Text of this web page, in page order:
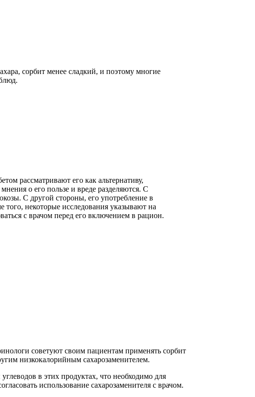
сорбит менее сладкий, и поэтому многие
рассматривают его как альтернативу,
о его пользе и вреде разделяются. С
С другой стороны, его употребление в
некоторые исследования указывают на
с врачом перед его включением в рацион.
советуют своим пациентам применять сорбит
низкокалорийным сахарозаменителем.
в этих продуктах, что необходимо для
использование сахарозаменителя с врачом.